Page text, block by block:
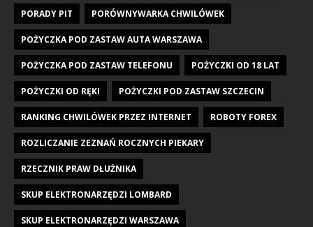
PORADY PIT PORÓWNYWARKA CHWILÓWEK
POŻYCZKA POD ZASTAW AUTA WARSZAWA
POŻYCZKA POD ZASTAW TELEFONU POŻYCZKI OD 18 LAT
POŻYCZKI OD RĘKI POŻYCZKI POD ZASTAW SZCZECIN
RANKING CHWILÓWEK PRZEZ INTERNET ROBOTY FOREX
ROZLICZANIE ZEZNAŃ ROCZNYCH PIEKARY
RZECZNIK PRAW DŁUŻNIKA
SKUP ELEKTRONARZĘDZI LOMBARD
SKUP ELEKTRONARZĘDZI WARSZAWA